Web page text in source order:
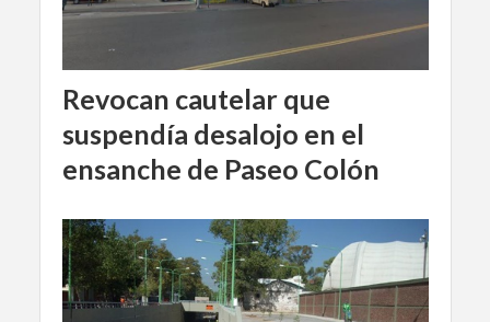
Revocan cautelar que
suspendía desalojo en el
ensanche de Paseo Colón